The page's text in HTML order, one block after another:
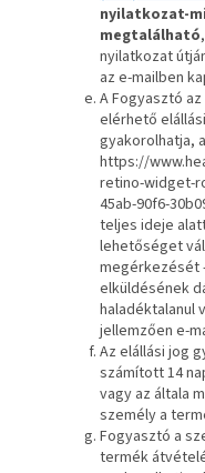
nyilatkozat-
megtalálható
nyilatkozat
az e-mailben
A Fogyasztó
elérhető
gyakorolhatja,
https://
retino-widget-
45ab-90f6-
teljes ideje
lehetőséget
megérkezését
elküldésének
haladéktalanul
jellemzően e-
Az elállási jog
számított 14
vagy az általa
személy a
Fogyasztó a
termék